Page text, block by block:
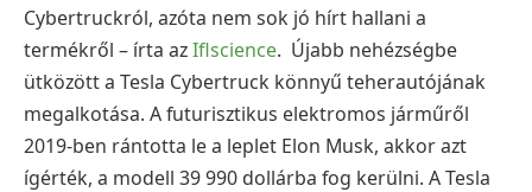
Cybertruckról, azóta nem sok jó hírt hallani a
termékről – írta azIflscience. Újabb nehézségbe
ütközött a Tesla Cybertruck könnyű teherautójának
megalkotása. A futurisztikus elektromos járműről
2019-ben rántotta le a leplet Elon Musk, akkor azt
ígérték, a modell 39 990 dollárba fog kerülni. A Tesla